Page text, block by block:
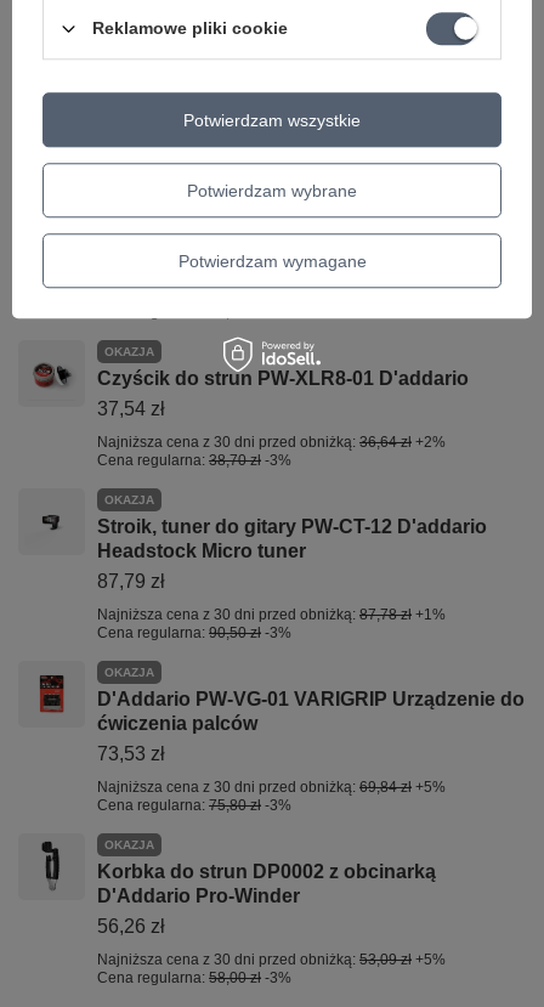
Parametry bezpieczeństwa Parametry bezpieczeństwa
Może potrzebujesz tego do gitary
D'Addario GH nawilżacz do otworu
dźwiękowego gitary akustycznej
Najniższa cena z 30 dni przed obniżką:32,31 zł +23%
OKAZJA
Czyścik do strun PW-XLR8-01 D'addario
37,54 zł
Najniższa cena z 30 dni przed obniżką: 36,64 zł +2%
Cena regularna: 38,70 zł -3%
OKAZJA
Stroik, tuner do gitary PW-CT-12 D'addario
Headstock Micro tuner
87,79 zł
Najniższa cena z 30 dni przed obniżką: 87,78 zł +1%
Cena regularna: 90,50 zł -3%
OKAZJA
D'Addario PW-VG-01 VARIGRIP Urządzenie do
ćwiczenia palców
73,53 zł
Najniższa cena z 30 dni przed obniżką: 69,84 zł +5%
Cena regularna: 75,80 zł -3%
OKAZJA
Korbka do strun DP0002 z obcinarką
D'Addario Pro-Winder
56,26 zł
Najniższa cena z 30 dni przed obniżką: 53,09 zł +5%
Cena regularna: 58,00 zł -3%
Reklamowe pliki cookie
Potwierdzam wybrane
Potwierdzam wymagane
Potwierdzam wszystkie